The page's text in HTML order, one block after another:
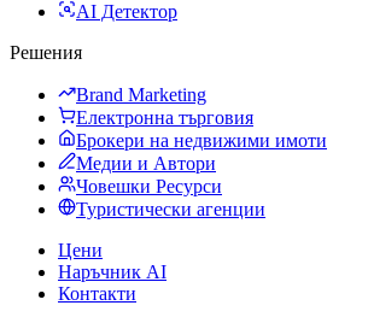
AI Детектор
Решения
Brand Marketing
Електронна търговия
Брокери на недвижими имоти
Медии и Автори
Човешки Ресурси
Туристически агенции
Цени
Наръчник AI
Контакти